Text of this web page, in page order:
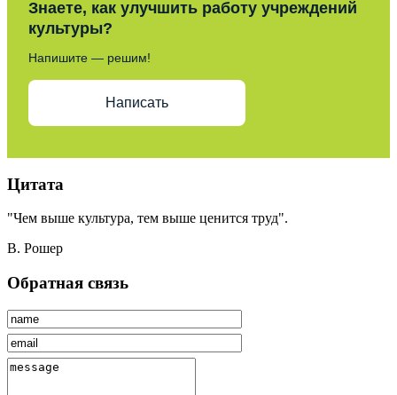
Знаете, как улучшить работу учреждений
культуры?
Напишите — решим!
Написать
Цитата
"Чем выше культура, тем выше ценится труд".
В. Рошер
Обратная связь